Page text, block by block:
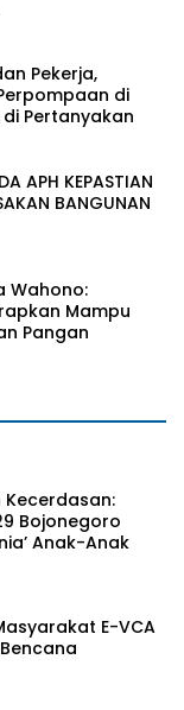
Pekerja,
di
di Pertanyakan
APH KEPASTIAN
BANGUNAN
Wahono:
Mampu
Pangan
Kecerdasan:
Bojonegoro
Anak-Anak
E-VCA